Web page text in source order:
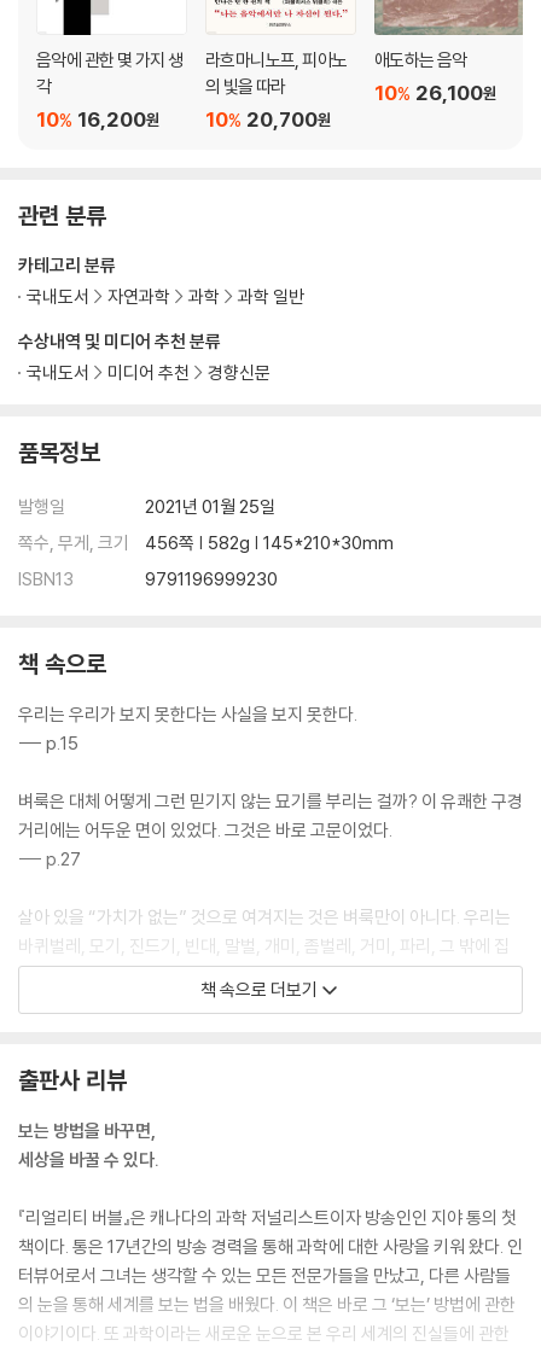
음악에 관한 몇 가지 생
각
16,200원
10%
라흐마니노프, 피아노
의 빛을 따라
20,700원
10%
애도하는 음악
26,100원
10%
관련 분류
수상내역 및 미디어 추천 분류
국내도서
미디어 추천 경향신문
카테고리 분류
국내도서
자연과학 과학 과학 일반
품목정보
발행일
2021년 01월 25일
쪽수, 무게, 크기
456쪽 | 582g | 145*210*30mm
ISBN13
9791196999230
책 속으로
우리는 우리가 보지 못한다는 사실을 보지 못한다.
--- p.15
벼룩은 대체 어떻게 그런 믿기지 않는 묘기를 부리는 걸까? 이 유쾌한 구경
거리에는 어두운 면이 있었다. 그것은 바로 고문이었다.
--- p.27
살아 있을 “가치가 없는” 것으로 여겨지는 것은 벼룩만이 아니다. 우리는
바퀴벌레, 모기, 진드기, 빈대, 말벌, 개미, 좀벌레, 거미, 파리, 그 밖에 집
근처에서 귀찮게 어슬렁거리는 많은 동물들도 똑같은 태도로 대한다. 우리
는 어떤 동물이 살아야 하고 어떤 동물이 죽어야 하는지 결정한다.
우리는 산소가 주로 나무들이 호흡으로 내뿜는 물질이라고 배웠지만, 실제
로는 산소의 28퍼센트만이 우림 지대에서 나온다. 대다수 산소는 바다에
서 식물성 플랑크톤과 해조류가 만든다.
우리는 보통 우리의 몸이 외재적 세계와 뚜렷하게 구별된다고 생각하지만,
현대 과학은 ‘저기 바깥’이 존재하지 않는다고 말한다. 여러분의 몸이 끝나
고 세계가 시작하는 지점은 존재하지 않는다.
--- p.69
책 속으로 더보기
출판사 리뷰
보는 방법을 바꾸면,
세상을 바꿀 수 있다.
『리얼리티 버블』은 캐나다의 과학 저널리스트이자 방송인인 지야 통의 첫
책이다. 통은 17년간의 방송 경력을 통해 과학에 대한 사랑을 키워 왔다. 인
터뷰어로서 그녀는 생각할 수 있는 모든 전문가들을 만났고, 다른 사람들
의 눈을 통해 세계를 보는 법을 배웠다. 이 책은 바로 그 ‘보는’ 방법에 관한
이야기이다. 또 과학이라는 새로운 눈으로 본 우리 세계의 진실들에 관한